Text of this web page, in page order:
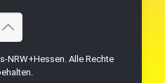
NRW+Hessen. Alle Rechte